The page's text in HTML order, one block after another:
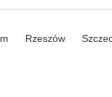
Rzeszów